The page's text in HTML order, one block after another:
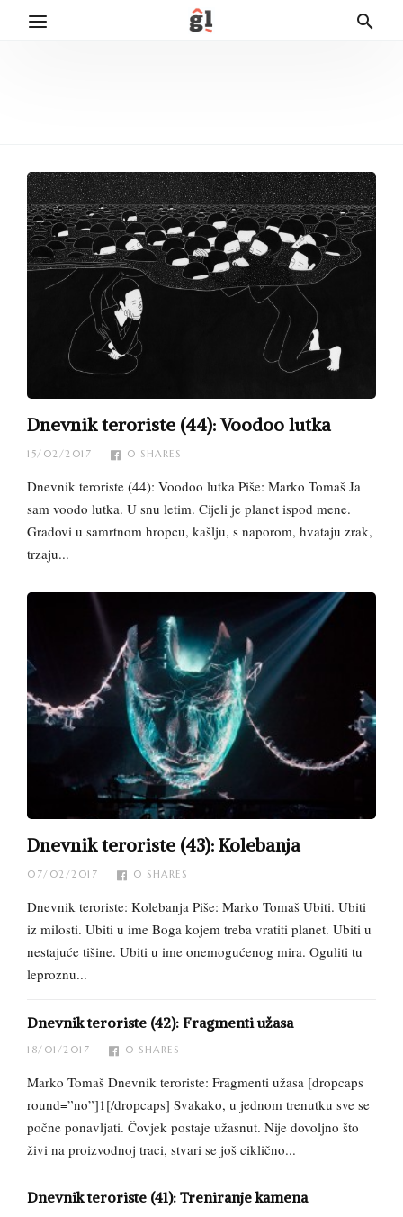
Dnevnik teroriste (44): Voodoo lutka
15/02/2017 0 SHARES
Dnevnik teroriste (44): Voodoo lutka Piše: Marko Tomaš Ja
sam voodo lutka. U snu letim. Cijeli je planet ispod mene.
Gradovi u samrtnom hropcu, kašlju, s naporom, hvataju zrak,
trzaju...
Dnevnik teroriste (43): Kolebanja
07/02/2017 0 SHARES
Dnevnik teroriste: Kolebanja Piše: Marko Tomaš Ubiti. Ubiti
iz milosti. Ubiti u ime Boga kojem treba vratiti planet. Ubiti u
nestajuće tišine. Ubiti u ime onemogućenog mira. Oguliti tu
leproznu...
Dnevnik teroriste (42): Fragmenti užasa
18/01/2017 0 SHARES
Marko Tomaš Dnevnik teroriste: Fragmenti užasa [dropcaps
round=”no”]1[/dropcaps] Svakako, u jednom trenutku sve se
počne ponavljati. Čovjek postaje užasnut. Nije dovoljno što
živi na proizvodnoj traci, stvari se još ciklično...
Dnevnik teroriste (41): Treniranje kamena